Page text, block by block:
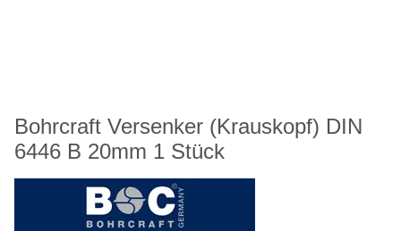
Bohrcraft Versenker (Krauskopf) DIN
6446 B 20mm 1 Stück